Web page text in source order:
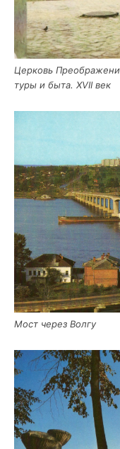
Цер­ковь
ту­ры и быта. XVII век
Мост через Волгу